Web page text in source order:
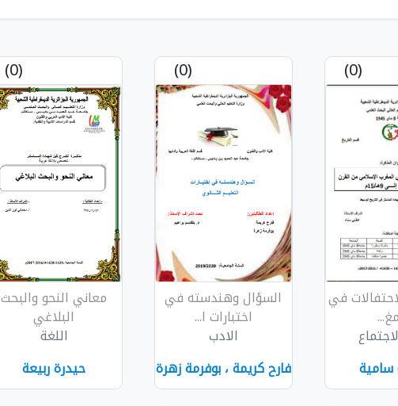
(0)
في
(0)
السؤال وهندسته في
اختبارات ا...
الادب
فارح كريمة ، بوفرمة زهرة
(0)
معاني النحو والبحث
البلاغي
اللغة
حيدرة ربيعة